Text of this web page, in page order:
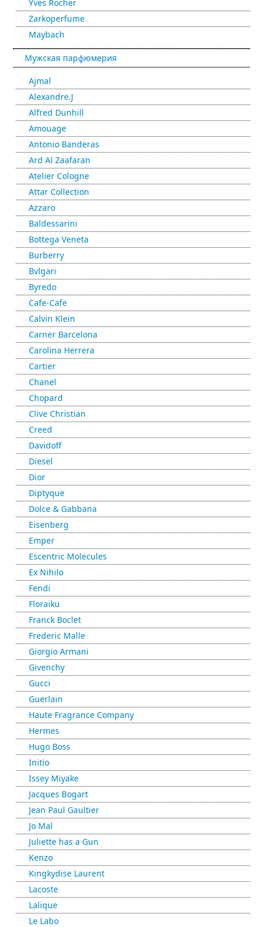
Yves Rocher
Zarkoperfume
Maybach
Мужская парфюмерия
Ajmal
Alexandre.J
Alfred Dunhill
Amouage
Antonio Banderas
Ard Al Zaafaran
Atelier Cologne
Attar Collection
Azzaro
Baldessarini
Bottega Veneta
Burberry
Bvlgari
Byredo
Cafe-Cafe
Calvin Klein
Carner Barcelona
Carolina Herrera
Cartier
Chanel
Chopard
Clive Christian
Creed
Davidoff
Diesel
Dior
Diptyque
Dolce & Gabbana
Eisenberg
Emper
Escentric Molecules
Ex Nihilo
Fendi
Floraiku
Franck Boclet
Frederic Malle
Giorgio Armani
Givenchy
Gucci
Guerlain
Haute Fragrance Company
Hermes
Hugo Boss
Initio
Issey Miyake
Jacques Bogart
Jean Paul Gaultier
Jo Mal
Juliette has a Gun
Kenzo
Kingkydise Laurent
Lacoste
Lalique
Le Labo